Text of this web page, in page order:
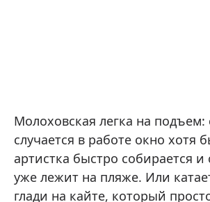
Молоховская легка на подъем:
случается в работе окно хотя
артистка быстро собирается и
уже лежит на пляже. Или
глади на кайте, который